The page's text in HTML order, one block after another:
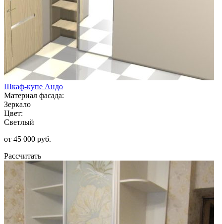
Шкаф-купе Андо
Материал фасада:
Зеркало
Цвет:
Светлый
от 45 000 руб.
Рассчитать